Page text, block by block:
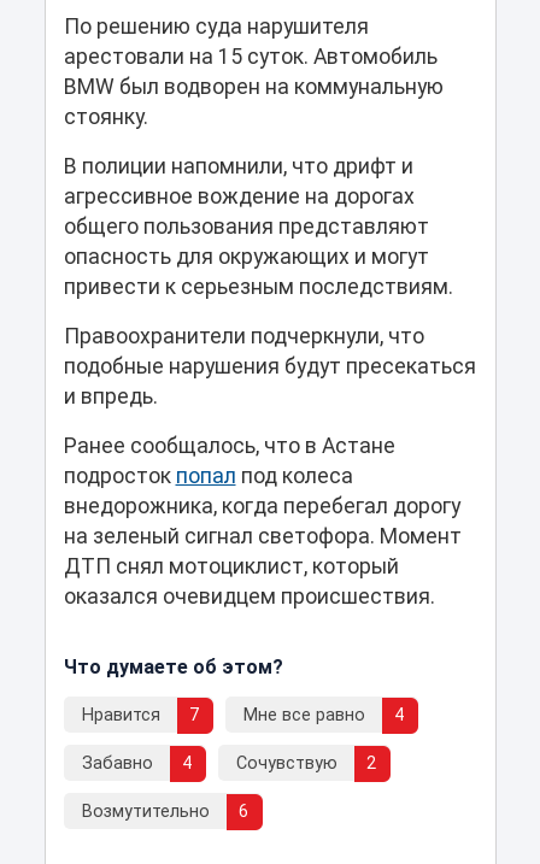
По решению суда нарушителя
арестовали на 15 суток. Автомобиль
BMW был водворен на коммунальную
стоянку.
В полиции напомнили, что дрифт и
агрессивное вождение на дорогах
общего пользования представляют
опасность для окружающих и могут
привести к серьезным последствиям.
Правоохранители подчеркнули, что
подобные нарушения будут пресекаться
и впредь.
Ранее сообщалось, что в Астане
подросток попал под колеса
внедорожника, когда перебегал дорогу
на зеленый сигнал светофора. Момент
ДТП снял мотоциклист, который
оказался очевидцем происшествия.
Что думаете об этом?
Нравится 7 Мне все равно 4
Забавно 4 Сочувствую 2
Возмутительно 6